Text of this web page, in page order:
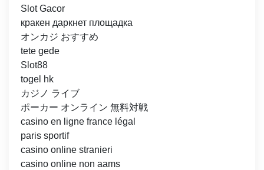
Slot Gacor
кракен даркнет площадка
オンカジ おすすめ
tete gede
Slot88
togel hk
カジノ ライブ
ポーカー オンライン 無料対戦
casino en ligne france légal
paris sportif
casino online stranieri
casino online non aams